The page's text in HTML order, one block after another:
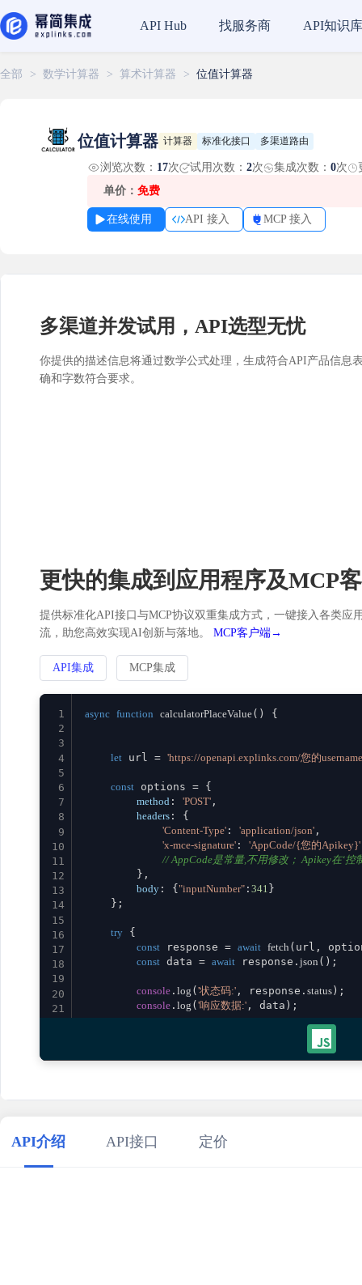
全部 > 数学计算器 > 算术计算器 > 位值计算器
位值计算器 计算器 标准化接口 多渠道路由
浏览次数： 17次 试用次数： 2次 集成次数： 0次
单价： 免费
在线使用 API 接入 MCP 接入
多渠道并发试用，API选型无忧
你提供的描述信息将通过数学公式处理，生成符合API产品信息
确和字数符合要求。
更快的集成到应用程序及MCP
提供标准化API接口与MCP协议双重集成方式，一键接入各类
流，助您高效实现AI创新与落地。 MCP客户端→
API集成 MCP集成
1
2
3
4
5
6
7
8
9
10
11
12
13
14
15
16
17
18
19
20
21
30
32
async function calculatorPlaceValue( ) {
let url = 'https://openapi.explinks.com/您的
const options = {
method : 'POST' ,
headers : {
'Content-Type' : 'application/json' ,
'x-mce-signature' : 'AppCode/{您的Apikey}'
// AppCode是常量,不用修改； Apikey在‘控
        },
body : { "inputNumber" : 341 }
    };
try {
const response = await fetch (url,
const data = await response. json ();
console . log ( '状态码:' , response. status );
console . log ( '响应数据:' , data);
console.error('请求失败:', error);
// 使用示例
calculatorPlaceValue
API介绍 API接口 定价
API Hub 找服务商 API知识库